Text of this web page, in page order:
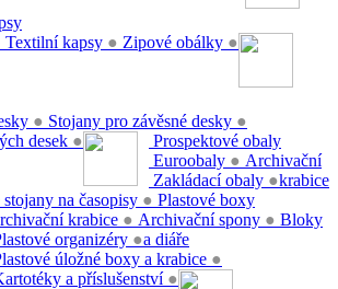
Textilní kapsy ● Zipové obálky ●
● Stojany pro závěsné desky ●
desek ●
Prospektové obaly
Euroobaly ●
Zakládací obaly ●
Archivační
krabice
na časopisy ●
krabice ● Archivační spony ●
Plastové boxy
organizéry ●
úložné boxy a krabice ●
a příslušenství ●
Bloky
a diáře